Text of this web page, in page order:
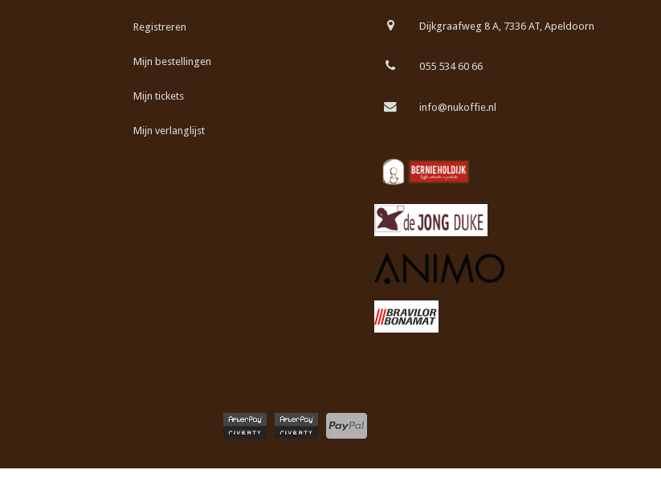
Registreren
Mijn bestellingen
Mijn tickets
Mijn verlanglijst
Dijkgraafweg 8 A, 7336 AT, Apeldoorn
055 534 60 66
info@nukoffie.nl